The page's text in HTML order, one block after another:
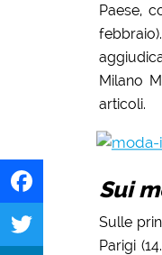
Facebook
Paese,
Milano
articoli.
Sui
Sulle
Parigi